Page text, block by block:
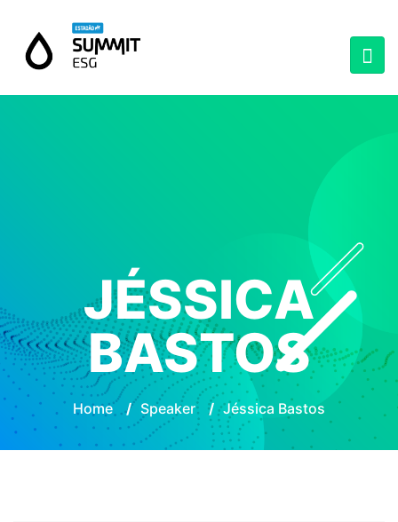
JÉSSICA
BASTOS
Home / Speaker / Jéssica Bastos